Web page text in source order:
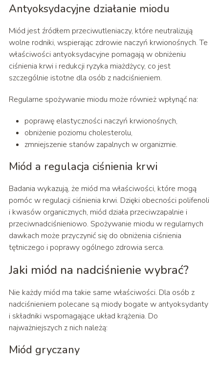
Antyoksydacyjne działanie miodu
Miód jest źródłem przeciwutleniaczy, które neutralizują
wolne rodniki, wspierając zdrowie naczyń krwionośnych. Te
właściwości antyoksydacyjne pomagają w obniżeniu
ciśnienia krwi i redukcji ryzyka miażdżycy, co jest
szczególnie istotne dla osób z nadciśnieniem.
Regularne spożywanie miodu może również wpłynąć na:
poprawę elastyczności naczyń krwionośnych,
obniżenie poziomu cholesterolu,
zmniejszenie stanów zapalnych w organizmie.
Miód a regulacja ciśnienia krwi
Badania wykazują, że miód ma właściwości, które mogą
pomóc w regulacji ciśnienia krwi. Dzięki obecności polifenoli
i kwasów organicznych, miód działa przeciwzapalnie i
przeciwnadciśnieniowo. Spożywanie miodu w regularnych
dawkach może przyczynić się do obniżenia ciśnienia
tętniczego i poprawy ogólnego zdrowia serca.
Jaki miód na nadciśnienie wybrać?
Nie każdy miód ma takie same właściwości. Dla osób z
nadciśnieniem polecane są miody bogate w antyoksydanty
i składniki wspomagające układ krążenia. Do
najważniejszych z nich należą:
Miód gryczany